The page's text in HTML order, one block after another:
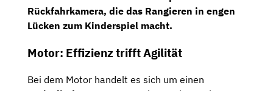
Rückfahrkamera, die das Rangieren in engen
Lücken zum Kinderspiel macht.
Motor: Effizienz trifft Agilität
Bei dem Motor handelt es sich um einen